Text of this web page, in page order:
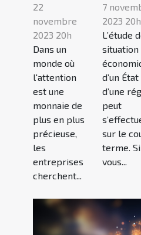
22
novembre
2023 20h
Dans un
monde où
l'attention
est une
monnaie de
plus en plus
précieuse,
les
entreprises
cherchent...
7
2023 20h
L’étude
situation
d’un État
d’une
peut
sur le
terme. Si
vous...